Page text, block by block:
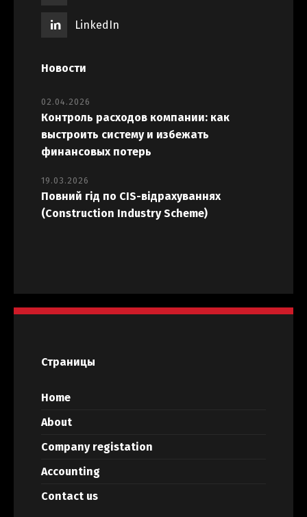
LinkedIn
Новости
02.04.2026
Контроль расходов компании: как
выстроить систему и избежать
финансовых потерь
19.03.2026
Повний гід по CIS-відрахуваннях
(Construction Industry Scheme)
Страницы
Home
About
Company registation
Accounting
Contact us